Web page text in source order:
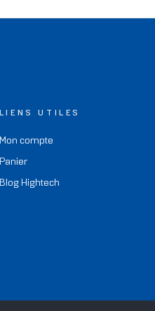
LIENS UTILES
Mon compte
Panier
Blog Hightech